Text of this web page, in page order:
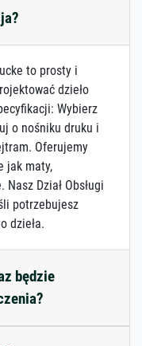
to prosty i
dzieło
Wybierz
o nośniku druku i
Oferujemy
jak maty,
Dział Obsługi
potrzebujesz
dzieła.
będzie